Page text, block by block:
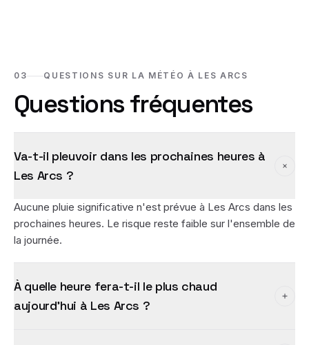
03 QUESTIONS SUR LA MÉTÉO À LES ARCS
Questions fréquentes
Va-t-il pleuvoir dans les prochaines heures à
Les Arcs ?
Aucune pluie significative n'est prévue à Les Arcs dans les
prochaines heures. Le risque reste faible sur l'ensemble de
la journée.
À quelle heure fera-t-il le plus chaud
aujourd'hui à Les Arcs ?